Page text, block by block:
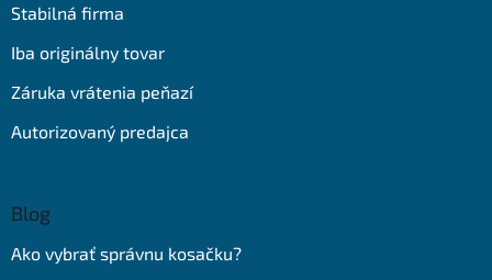
Stabilná firma
Iba originálny tovar
Záruka vrátenia peňazí
Autorizovaný predajca
Blog
Ako vybrať správnu kosačku?